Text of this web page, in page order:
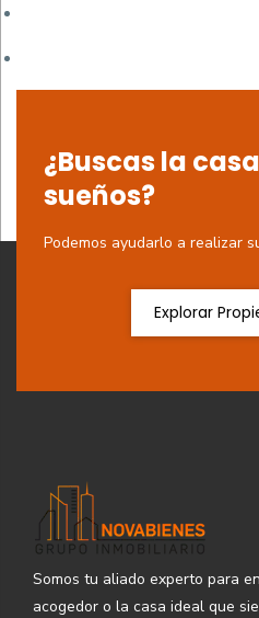
¿Buscas la
sueños?
Podemos ayudarlo a realizar
Explorar
Somos tu aliado experto para
acogedor o la casa ideal que